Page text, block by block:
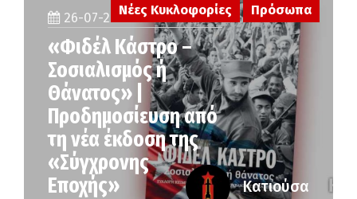
26-07-2026
«Φιδέλ Κάστρο –
Σοσιαλισμός ή
Θάνατος» |
Προδημοσίευση από
τη νέα έκδοση της
«Σύγχρονης
Εποχής»
Νέες Κυκλοφορίες Πρόσωπα
Κατιούσα